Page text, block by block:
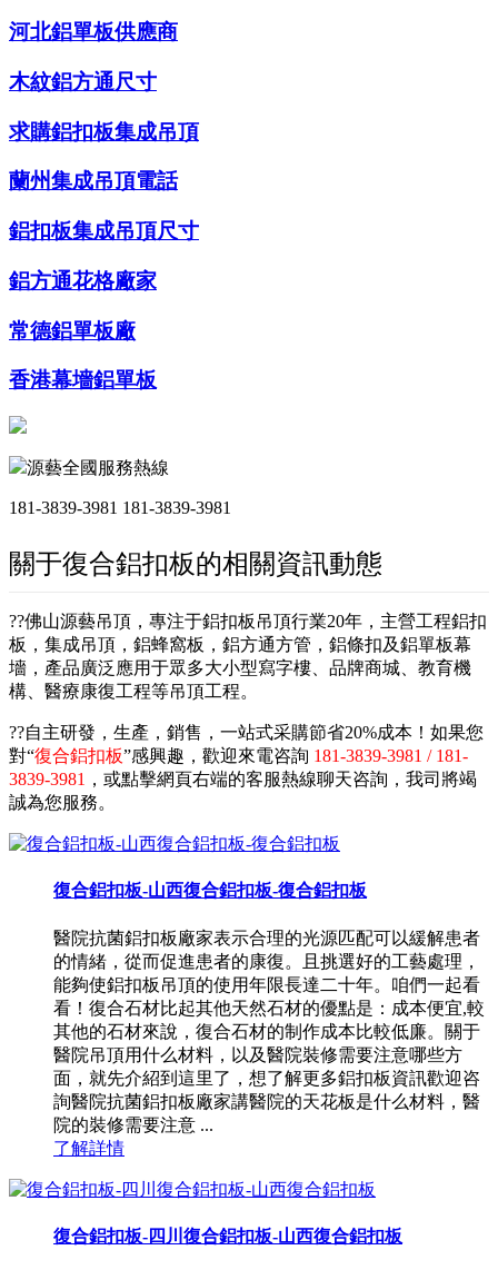
河北鋁單板供應商
木紋鋁方通尺寸
求購鋁扣板集成吊頂
蘭州集成吊頂電話
鋁扣板集成吊頂尺寸
鋁方通花格廠家
常德鋁單板廠
香港幕墻鋁單板
源藝全國服務熱線
181-3839-3981 181-3839-3981
關于復合鋁扣板的相關資訊動態
??佛山源藝吊頂，專注于鋁扣板吊頂行業20年，主營工程鋁扣
板，集成吊頂，鋁蜂窩板，鋁方通方管，鋁條扣及鋁單板幕
墻，產品廣泛應用于眾多大小型寫字樓、品牌商城、教育機
構、醫療康復工程等吊頂工程。
??自主研發，生產，銷售，一站式采購節省20%成本！如果您
對“復合鋁扣板”感興趣，歡迎來電咨詢 181-3839-3981 / 181-
3839-3981 ，或點擊網頁右端的客服熱線聊天咨詢，我司將竭
誠為您服務。
復合鋁扣板-山西復合鋁扣板-復合鋁扣板
醫院抗菌鋁扣板廠家表示合理的光源匹配可以緩解患者
的情緒，從而促進患者的康復。且挑選好的工藝處理，
能夠使鋁扣板吊頂的使用年限長達二十年。咱們一起看
看！復合石材比起其他天然石材的優點是：成本便宜,較
其他的石材來說，復合石材的制作成本比較低廉。關于
醫院吊頂用什么材料，以及醫院裝修需要注意哪些方
面，就先介紹到這里了，想了解更多鋁扣板資訊歡迎咨
詢醫院抗菌鋁扣板廠家講醫院的天花板是什么材料，醫
院的裝修需要注意 ...
了解詳情
復合鋁扣板-四川復合鋁扣板-山西復合鋁扣板